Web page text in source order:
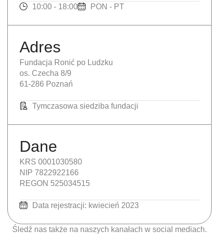
10:00 - 18:00
PON - PT
Adres
Fundacja Ronić po Ludzku
os. Czecha 8/9
61-286 Poznań
Tymczasowa siedziba fundacji
Dane
KRS 0001030580
NIP 7822922166
REGON 525034515
Data rejestracji: kwiecień 2023
Śledź nas także na naszych kanałach w social mediach.